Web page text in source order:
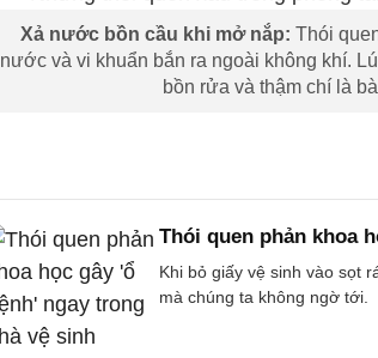
Xả nước bồn cầu khi mở nắp: Thói
nước và vi khuẩn bắn ra ngoài không khí.
bồn rửa và thậm chí là
Thói quen phản khoa
Khi bỏ giấy vệ sinh vào sọt
mà chúng ta không ngờ tới.